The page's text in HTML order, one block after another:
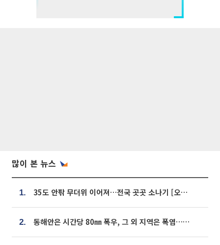
많이 본 뉴스
1. 35도 안팎 무더위 이어져…전국 곳곳 소나기 [오늘 날씨]
2. 동해안은 시간당 80㎜ 폭우, 그 외 지역은 폭염…‘극과 극 날씨’